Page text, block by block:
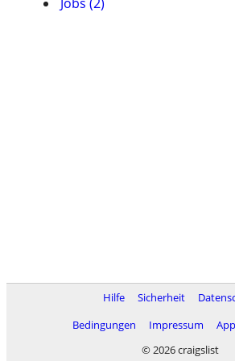
Hilfe Sicherheit
Bedingungen
Impressum App
© 2026 craigslist